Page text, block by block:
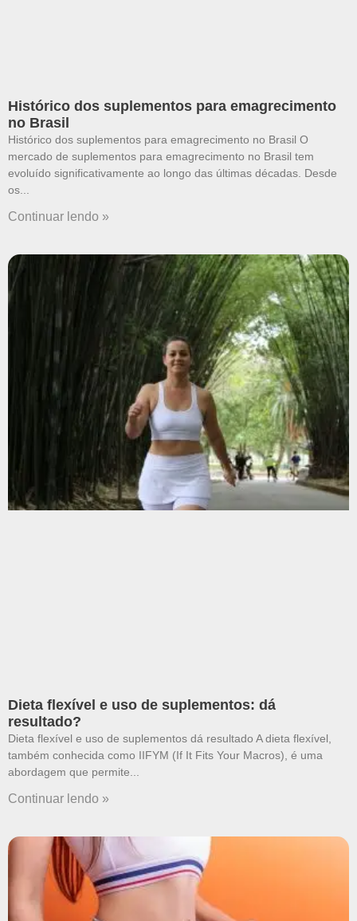
Histórico dos suplementos para emagrecimento
no Brasil
Histórico dos suplementos para emagrecimento no Brasil O
mercado de suplementos para emagrecimento no Brasil tem
evoluído significativamente ao longo das últimas décadas. Desde
os
Continuar lendo »
Dieta flexível e uso de suplementos: dá
resultado?
Dieta flexível e uso de suplementos dá resultado A dieta flexível,
também conhecida como IIFYM (If It Fits Your Macros), é uma
abordagem que permite
Continuar lendo »